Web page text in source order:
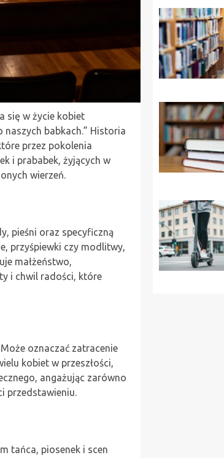
się w życie kobiet
naszych babkach.” Historia
przez pokolenia
i prababek, żyjących w
wierzeń.
pieśni oraz specyficzną
przyśpiewki czy modlitwy,
małżeństwo,
i chwil radości, które
oznaczać zatracenie
kobiet w przeszłości,
angażując zarówno
przedstawieniu.
tańca, piosenek i scen